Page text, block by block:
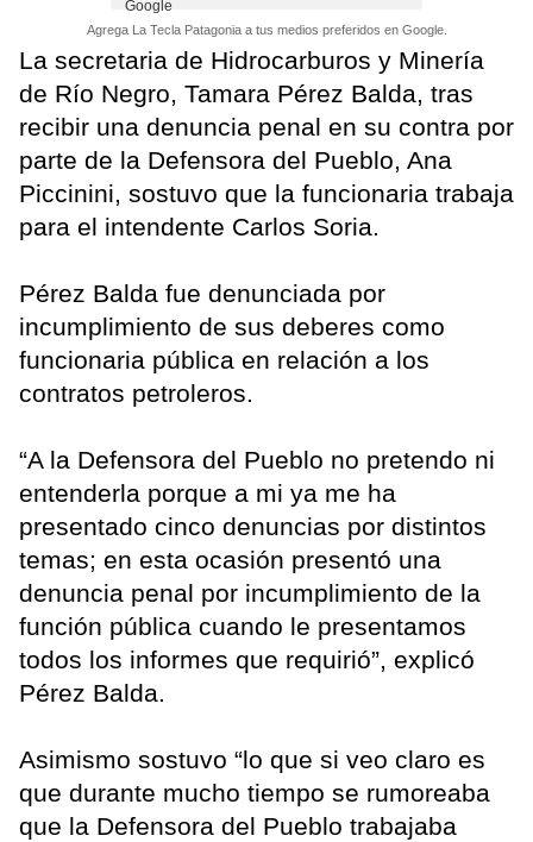
Agrega La Tecla Patagonia a tus medios preferidos en Google.
La secretaria de Hidrocarburos y Minería
de Río Negro, Tamara Pérez Balda, tras
recibir una denuncia penal en su contra por
parte de la Defensora del Pueblo, Ana
Piccinini, sostuvo que la funcionaria trabaja
para el intendente Carlos Soria.
Pérez Balda fue denunciada por
incumplimiento de sus deberes como
funcionaria pública en relación a los
contratos petroleros.
“A la Defensora del Pueblo no pretendo ni
entenderla porque a mi ya me ha
presentado cinco denuncias por distintos
temas; en esta ocasión presentó una
denuncia penal por incumplimiento de la
función pública cuando le presentamos
todos los informes que requirió”, explicó
Pérez Balda.
Asimismo sostuvo “lo que si veo claro es
que durante mucho tiempo se rumoreaba
que la Defensora del Pueblo trabajaba